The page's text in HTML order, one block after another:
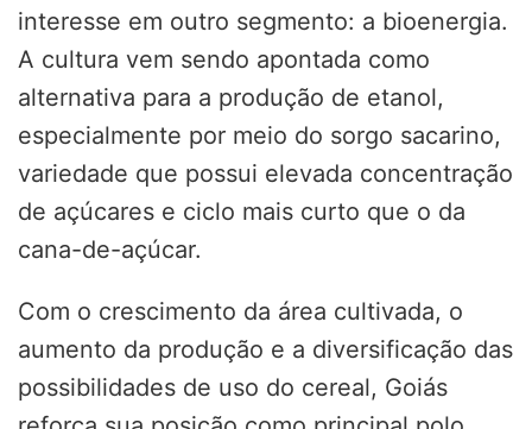
interesse em outro segmento: a bioenergia.
A cultura vem sendo apontada como
alternativa para a produção de etanol,
especialmente por meio do sorgo sacarino,
variedade que possui elevada concentração
de açúcares e ciclo mais curto que o da
cana-de-açúcar.
Com o crescimento da área cultivada, o
aumento da produção e a diversificação das
possibilidades de uso do cereal, Goiás